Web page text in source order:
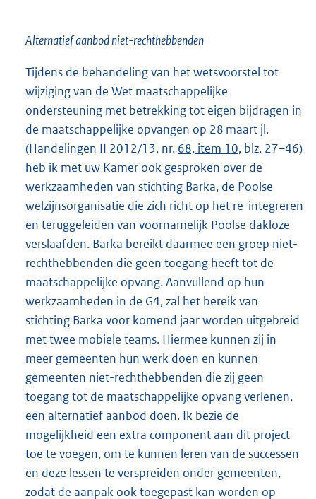
Alternatief aanbod niet-rechthebbenden
Tijdens de behandeling van het wetsvoorstel tot
wijziging van de Wet maatschappelijke
ondersteuning met betrekking tot eigen bijdragen in
de maatschappelijke opvangen op 28 maart jl.
(Handelingen II 2012/13, nr. 68, item 10, blz. 27–46)
heb ik met uw Kamer ook gesproken over de
werkzaamheden van stichting Barka, de Poolse
welzijnsorganisatie die zich richt op het re-integreren
en teruggeleiden van voornamelijk Poolse dakloze
verslaafden. Barka bereikt daarmee een groep niet-
rechthebbenden die geen toegang heeft tot de
maatschappelijke opvang. Aanvullend op hun
werkzaamheden in de G4, zal het bereik van
stichting Barka voor komend jaar worden uitgebreid
met twee mobiele teams. Hiermee kunnen zij in
meer gemeenten hun werk doen en kunnen
gemeenten niet-rechthebbenden die zij geen
toegang tot de maatschappelijke opvang verlenen,
een alternatief aanbod doen. Ik bezie de
mogelijkheid een extra component aan dit project
toe te voegen, om te kunnen leren van de successen
en deze lessen te verspreiden onder gemeenten,
zodat de aanpak ook toegepast kan worden op